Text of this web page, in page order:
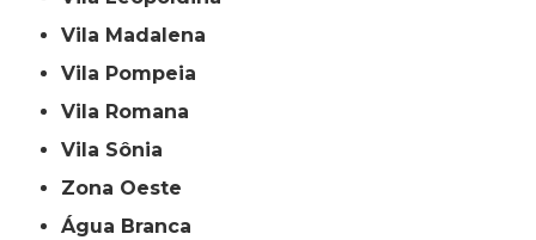
Vila Madalena
Vila Pompeia
Vila Romana
Vila Sônia
Zona Oeste
Água Branca